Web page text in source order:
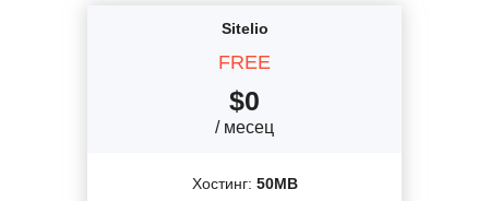
Sitelio
FREE
$0
/ месец
Хостинг: 50MB